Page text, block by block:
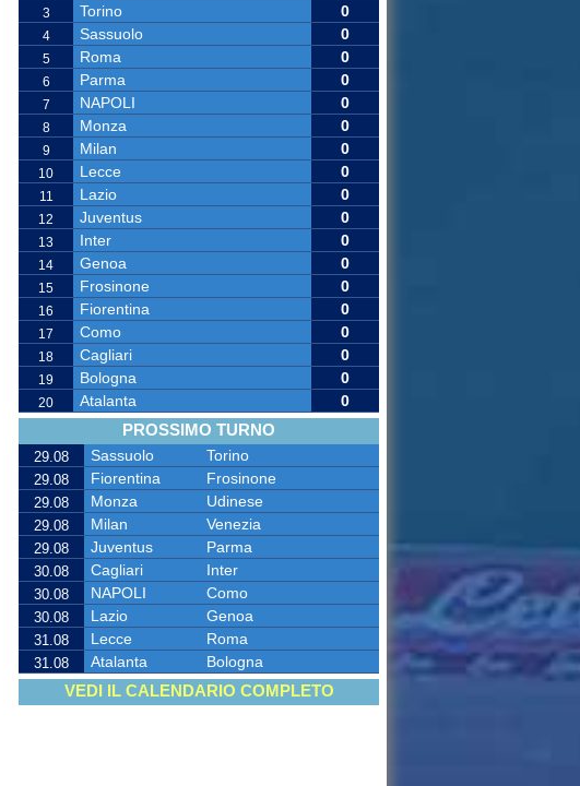
3 Torino 0
4 Sassuolo 0
5 Roma 0
6 Parma 0
7 NAPOLI 0
8 Monza 0
9 Milan 0
10 Lecce 0
11 Lazio 0
12 Juventus 0
13 Inter 0
14 Genoa 0
15 Frosinone 0
16 Fiorentina 0
17 Como 0
18 Cagliari 0
19 Bologna 0
20 Atalanta 0
PROSSIMO TURNO
29.08 Sassuolo Torino
29.08 Fiorentina Frosinone
29.08 Monza Udinese
29.08 Milan Venezia
29.08 Juventus Parma
30.08 Cagliari Inter
30.08 NAPOLI Como
30.08 Lazio Genoa
31.08 Lecce Roma
31.08 Atalanta Bologna
VEDI IL CALENDARIO COMPLETO